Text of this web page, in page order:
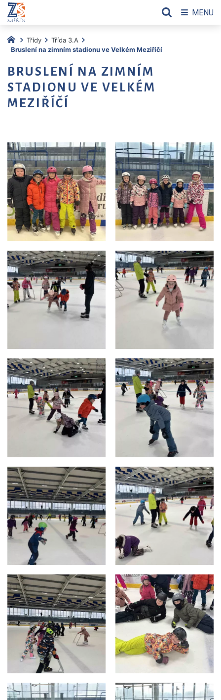
Třídy
Třída 3.A
Bruslení na zimním stadionu ve Velkém Meziříčí
BRUSLENÍ NA ZIMNÍM
STADIONU VE VELKÉM
MEZIŘÍČÍ
MENU